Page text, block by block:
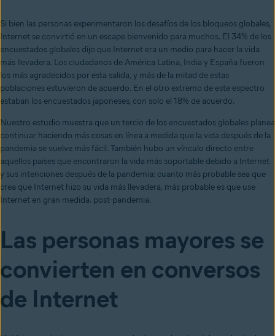
Si bien las personas experimentaron los desafíos de los bloqueos globales,
Internet se convirtió en un escape bienvenido para muchos. El 34% de los
encuestados globales dijo que Internet era un medio para hacer la vida
más llevadera. Los ciudadanos de América Latina, India y España fueron
los más agradecidos por esta salida, y más de la mitad de estas
poblaciones estuvieron de acuerdo. En el otro extremo de este espectro
estaban los encuestados japoneses, con solo el 18% de acuerdo.
Nuestro estudio muestra que un tercio de los encuestados globales planea
continuar haciendo más cosas en línea a medida que la vida después de la
pandemia se vuelve más fácil. También hubo un vínculo directo entre
aquellos países que encontraron la vida más soportable debido a Internet
y sus intenciones después de la pandemia: cuanto más probable sea que
crea que Internet hizo su vida más llevadera, más probable es que use
Internet en gran medida. post-pandemia.
Las personas mayores se
convierten en conversos
de Internet